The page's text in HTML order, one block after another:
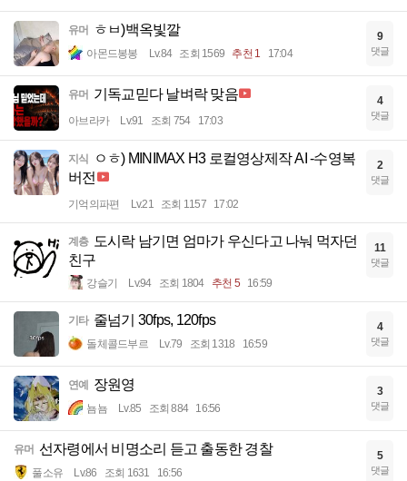
유머 ㅎㅂ)백옥빛깔
아몬드봉봉 Lv.84 조회 1569 추천 1 17:04
9
댓글
유머 기독교믿다 날벼락 맞음
아브라카 Lv.91 조회 754 17:03
4
댓글
지식
ㅇㅎ) MINIMAX H3 로컬영상제작 AI -수영복
버전
기억의파편 Lv.21 조회 1157 17:02
2
댓글
계층 도시락 남기면 엄마가 우신다고 나눠 먹자던
친구
강슬기 Lv.94 조회 1804 추천 5 16:59
11
댓글
기타 줄넘기 30fps, 120fps
돌체콜드부르 Lv.79 조회 1318 16:59
4
댓글
연예 장원영
뇸뇸 Lv.85 조회 884 16:56
3
댓글
유머 선자령에서 비명소리 듣고 출동한 경찰
풀소유 Lv.86 조회 1631 16:56
5
댓글